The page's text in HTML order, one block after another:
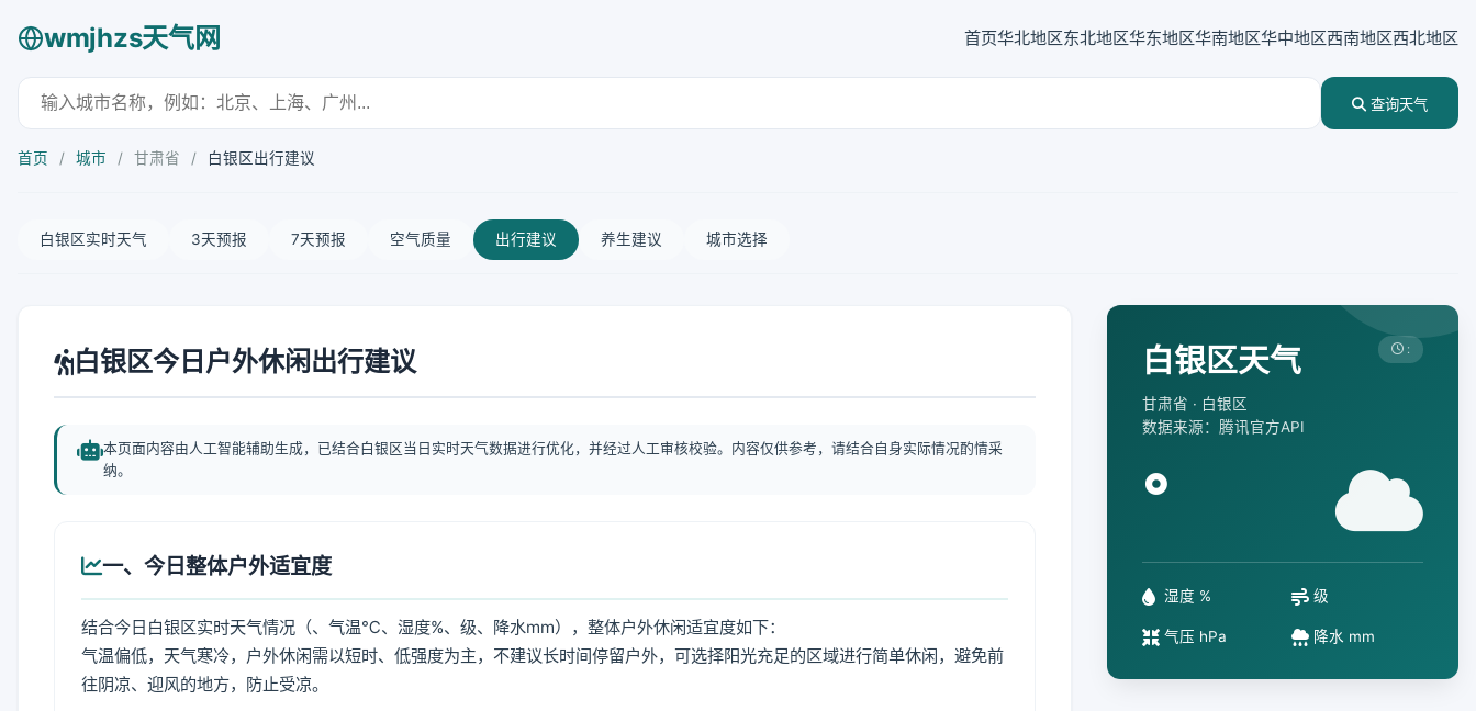
wmjhzs天气网 首页华北地区东北地区华东地区华南地区华中地区西南地区西北地区
查询天气
首页 / 城市 / 甘肃省 / 白银区出行建议
白银区实时天气 3天预报 7天预报 空气质量 出行建议 养生建议 城市选择
白银区今日户外休闲出行建议
本页面内容由人工智能辅助生成，已结合白银区当日实时天气数据进行优化，并经过人工审核校验。内容仅供参考，请结合自身实际情况酌情采
纳。
一、今日整体户外适宜度
结合今日白银区实时天气情况（、气温℃、湿度%、级、降水mm），整体户外休闲适宜度如下：
气温偏低，天气寒冷，户外休闲需以短时、低强度为主，不建议长时间停留户外，可选择阳光充足的区域进行简单休闲，避免前
往阴凉、迎风的地方，防止受凉。
白银区天气
甘肃省 · 白银区
数据来源：腾讯官方API
:
°
湿度 % 级
气压 hPa 降水 mm